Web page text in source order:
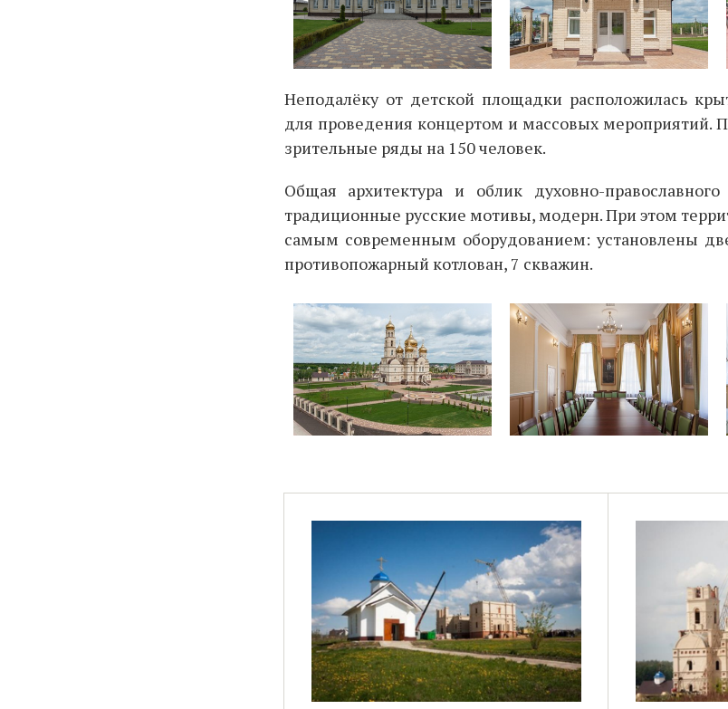
Неподалёку от детской площадки расположилась
для проведения концертом и массовых мероприятий.
зрительные ряды на 150 человек.
Общая архитектура и облик духовно-
традиционные русские мотивы, модерн. При этом
самым современным оборудованием: установлены
противопожарный котлован, 7 скважин.